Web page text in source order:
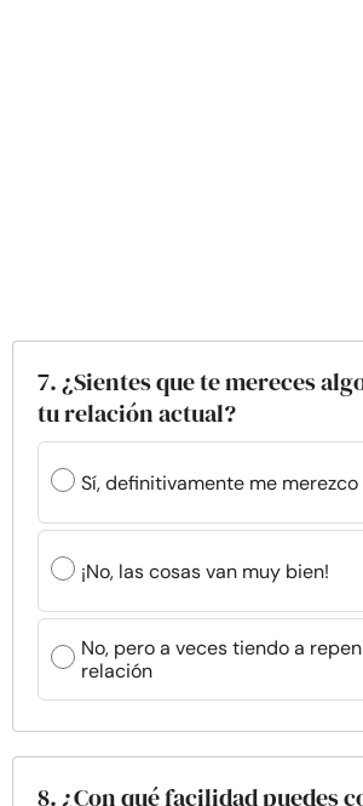
7. ¿Sientes que te mereces
tu relación actual?
Sí, definitivamente me
¡No, las cosas van muy bien!
No, pero a veces tiendo a
relación
8. ¿Con qué facilidad puedes